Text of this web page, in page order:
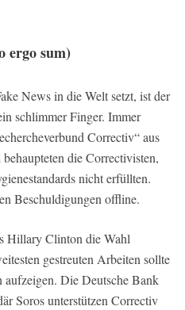
ergo sum)
News in die Welt setzt, ist der
schlimmer Finger. Immer
Correctiv“ aus
die Correctivisten,
nicht erfüllten.
Beschuldigungen offline.
Hillary Clinton die Wahl
gestreuten Arbeiten sollte
aufzeigen. Die Deutsche Bank
Soros unterstützen Correctiv